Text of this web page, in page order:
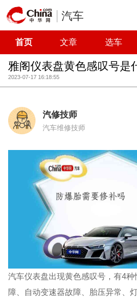
汽车
首页 文章 选车
雅阁仪表盘黄色感叹号是
2023-07-17 16:18:55
汽修技师
汽车维修技师
汽车仪表盘出现黄色感叹号，有4
障、自动变速器故障、胎压异常、